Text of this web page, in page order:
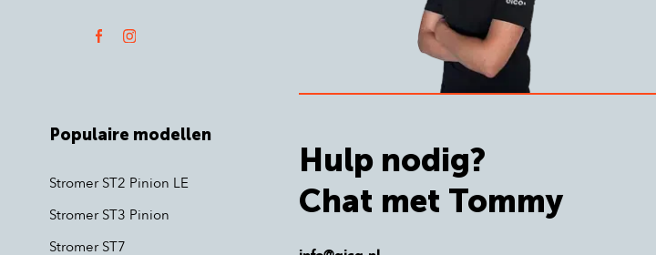
Populaire modellen
Stromer ST2 Pinion LE
Stromer ST3 Pinion
Stromer ST7
Hulp nodig?
Chat met Tommy